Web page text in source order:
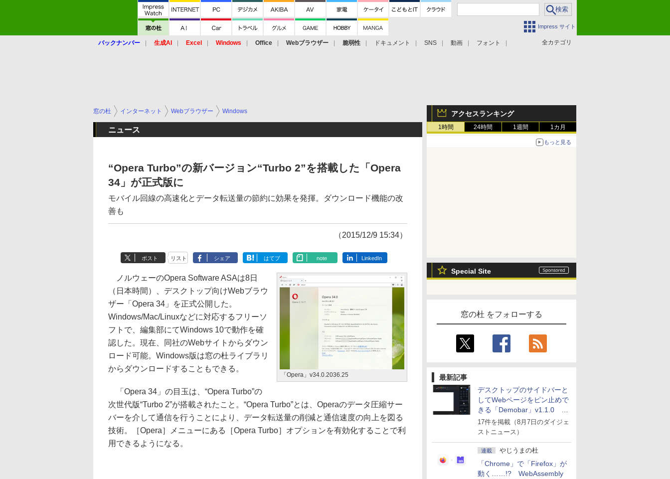
Impress サイト
全カテゴリ
バックナンバー 生成AI Excel Windows Office Webブラウザー 脆弱性 ドキュメント SNS 動画 フォント
アクセスランキング
1時間 24時間 1週間 1カ月
もっと見る
Special Site
窓の杜 をフォローする
最新記事
デスクトップのサイドバーと
してWebページをピン止めで
きる「Demobar」v1.1.0 ほ
か
17件を掲載（8月7日のダイジェ
ストニュース）
連載 やじうまの杜
「Chrome」で「Firefox」が
動く……!? WebAssembly
窓の杜 インターネット Webブラウザー Windows
ニュース
“Opera Turbo”の新バージョン“Turbo 2”を搭載した「Opera
34」が正式版に
モバイル回線の高速化とデータ転送量の節約に効果を発揮。ダウンロード機能の改
善も
（2015/12/9 15:34）
ポスト リスト シェア はてブ note LinkedIn
「Opera」v34.0.2036.25
ノルウェーのOpera Software ASAは8日
（日本時間）、デスクトップ向けWebブラウ
ザー「Opera 34」を正式公開した。
Windows/Mac/Linuxなどに対応するフリーソ
フトで、編集部にてWindows 10で動作を確
認した。現在、同社のWebサイトからダウン
ロード可能。Windows版は窓の杜ライブラリ
からダウンロードすることもできる。
「Opera 34」の目玉は、“Opera Turbo”の
次世代版“Turbo 2”が搭載されたこと。“Opera Turbo”とは、Operaのデータ圧縮サー
バーを介して通信を行うことにより、データ転送量の削減と通信速度の向上を図る
技術。［Opera］メニューにある［Opera Turbo］オプションを有効化することで利
用できるようになる。